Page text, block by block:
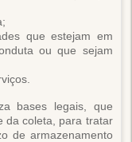
que estejam em
ou que sejam
bases legais, que
da coleta, para tratar
de armazenamento